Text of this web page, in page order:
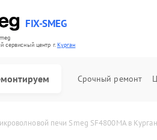
FIX-SMEG
cервисный центр г.Курган
Срочный ремонт
печи Smeg SF4800MA в